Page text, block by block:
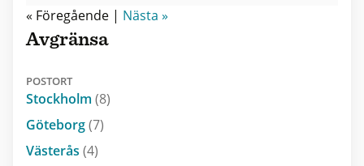
« Föregående | Nästa »
Avgränsa
POSTORT
Stockholm (8)
Göteborg(7)
Västerås (4)